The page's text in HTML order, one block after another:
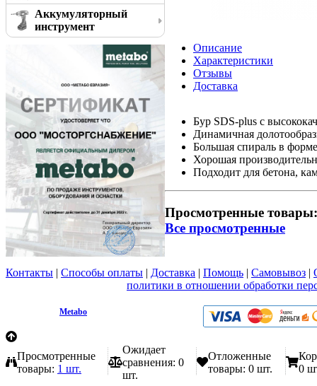
Аккумуляторный
инструмент
Описание
Характеристики
Отзывы
Доставка
Бур SDS-plus с
Динамичная
Большая спираль в
Хорошая
Подходит для бетона,
Просмотренные товары:
Все просмотренные
Контакты | Способы оплаты | Доставка | Помощь | Самовывоз |
политики в отношении обработки
Metabo
Просмотренные
товары: 1 шт.
Ожидает
сравнения: 0
шт.
Отложенные
товары: 0 шт.
0